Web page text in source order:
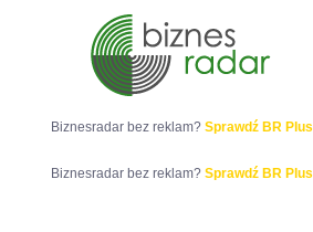
Biznesradar bez reklam? Sprawdź BR Plus
Biznesradar bez reklam? Sprawdź BR Plus